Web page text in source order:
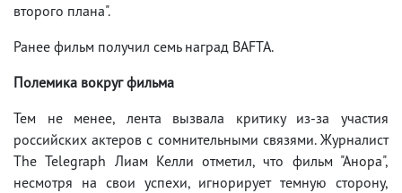
второго плана".
Ранее фильм получил семь наград BAFTA.
Полемика вокруг фильма
Тем не менее, лента вызвала критику из-за участия
российских актеров с сомнительными связями. Журналист
The Telegraph Лиам Келли отметил, что фильм "Анора",
несмотря на свои успехи, игнорирует темную сторону,